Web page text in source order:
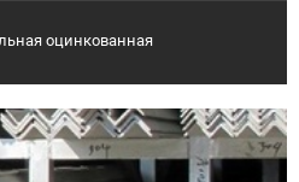
оцинкованная